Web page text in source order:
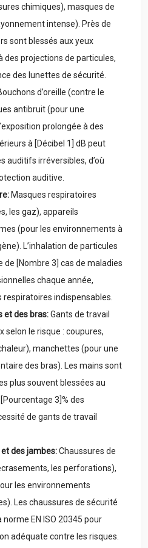
chimiques), masques de
intense). Près de
sont blessés aux yeux
des projections de particules,
des lunettes de sécurité.
d’oreille (contre le
antibruit (pour une
prolongée à des
à [Décibel 1] dB peut
auditifs irréversibles, d’où
auditive.
Masques respiratoires
les gaz), appareils
(pour les environnements à
L’inhalation de particules
de [Nombre 3] cas de maladies
chaque année,
indispensables.
et des bras:Gants de travail
le risque : coupures,
manchettes (pour une
des bras). Les mains sont
plus souvent blessées au
3]% des
de gants de travail
des jambes:Chaussures de
les perforations),
les environnements
Les chaussures de sécurité
EN ISO 20345 pour
adéquate contre les risques.